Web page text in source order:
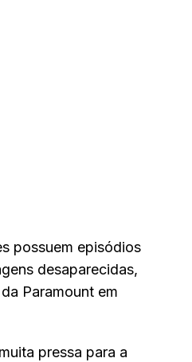
possuem episódios
desaparecidas,
Paramount em
pressa para a